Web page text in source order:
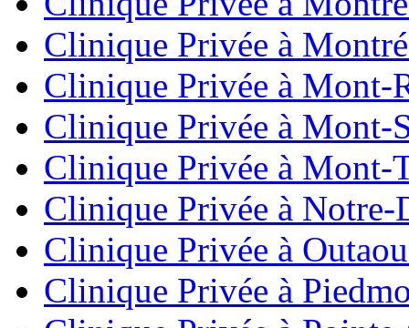
Clinique Privée à
Clinique Privée à Mont-
Clinique Privée à Mont-
Clinique Privée à Mont-
Clinique Privée à Notre-
Clinique Privée à
Clinique Privée à